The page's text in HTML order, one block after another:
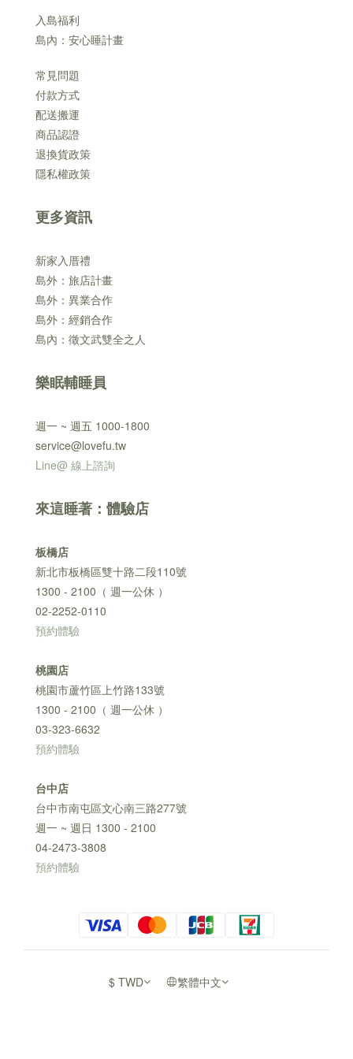
入島福利
島內：安心睡計畫
常見問題
付款方式
配送搬運
商品認證
退換貨政策
隱私權政策
更多資訊
新家入厝禮
島外：旅店計畫
島外：異業合作
島外：經銷合作
島內：徵文武雙全之人
樂眠輔睡員
週一 ~ 週五 1000-1800
service@lovefu.tw
Line@ 線上諮詢
來這睡著：體驗店
板橋店
新北市板橋區雙十路二段110號
1300 - 2100（ 週一公休 ）
02-2252-0110
預約體驗
桃園店
桃園市蘆竹區上竹路133號
1300 - 2100（ 週一公休 ）
03-323-6632
預約體驗
台中店
台中市南屯區文心南三路277號
週一 ~ 週日 1300 - 2100
04-2473-3808
預約體驗
$ TWD 繁體中文